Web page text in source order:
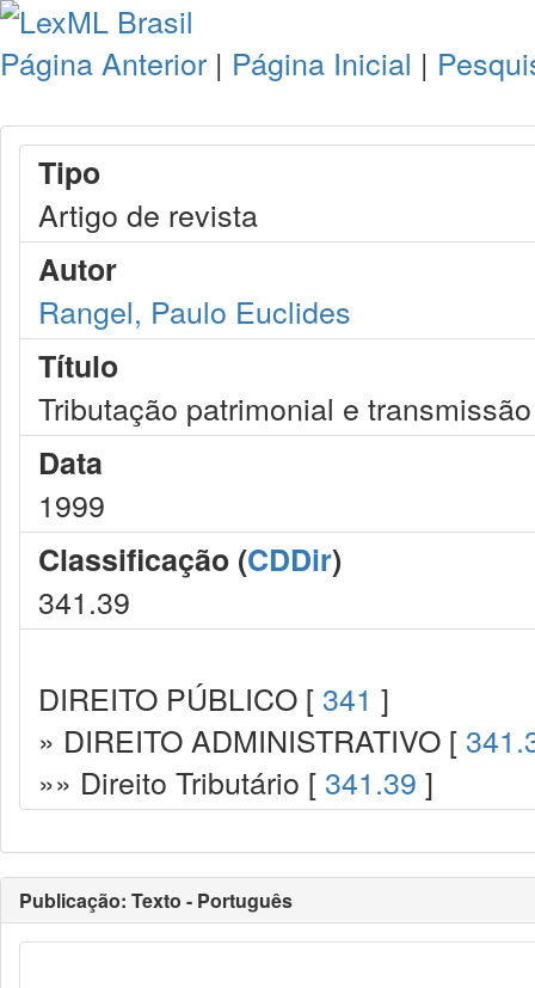
Página Anterior | Página Inicial |
Tipo
Artigo de revista
Autor
Rangel, Paulo Euclides
Título
Tributação patrimonial e
Data
1999
Classificação (CDDir)
341.39
DIREITO PÚBLICO [ 341 ]
» DIREITO ADMINISTRATIVO [
»» Direito Tributário [ 341.39 ]
Publicação: Texto - Português